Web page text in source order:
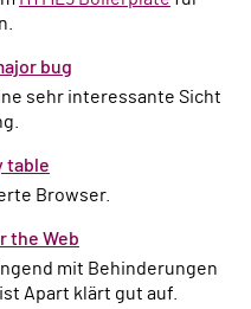
bug
table
Browser.
the Web
Apart klärt gut auf.